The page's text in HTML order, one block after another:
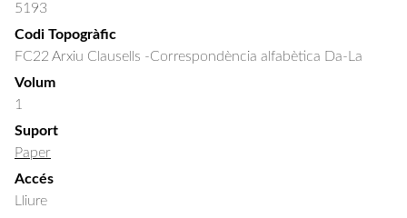
5193
Codi Topogràfic
FC22 Arxiu Clausells -Correspondència alfabètica Da-La
Volum
1
Suport
Paper
Accés
Lliure